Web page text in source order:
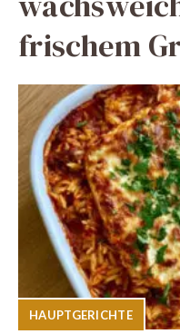
frischem
HAUPTGERICHTE